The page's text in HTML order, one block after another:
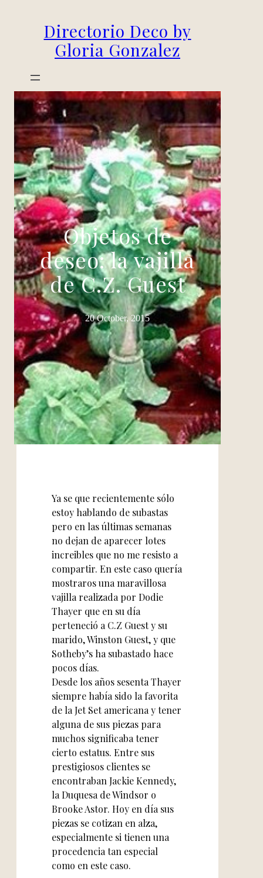
Directorio Deco by
Gloria Gonzalez
Objetos de
deseo: la vajilla
de C.Z. Guest
20 October, 2015
Ya se que recientemente sólo
estoy hablando de subastas
pero en las últimas semanas
no dejan de aparecer lotes
increibles que no me resisto a
compartir. En este caso quería
mostraros una maravillosa
vajilla realizada por Dodie
Thayer que en su día
perteneció a C.Z Guest y su
marido, Winston Guest, y que
Sotheby’s ha subastado hace
pocos días.
Desde los años sesenta Thayer
siempre había sido la favorita
de la Jet Set americana y tener
alguna de sus piezas para
muchos significaba tener
cierto estatus. Entre sus
prestigiosos clientes se
encontraban Jackie Kennedy,
la Duquesa de Windsor o
Brooke Astor. Hoy en día sus
piezas se cotizan en alza,
especialmente si tienen una
procedencia tan especial
como en este caso.